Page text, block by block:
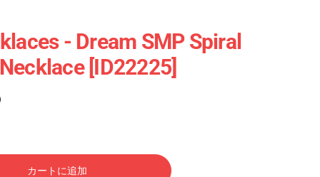
- Dream SMP Spiral
[ID22225]
カートに追加